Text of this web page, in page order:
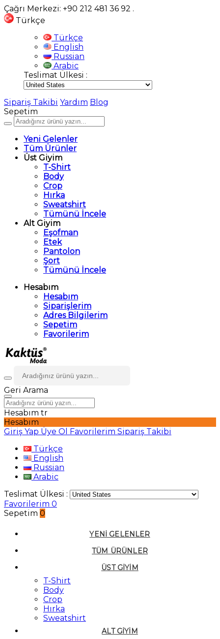
Çağrı Merkezi: +90 212 481 36 92 .
Türkçe
Türkçe
English
Russian
Arabic
Teslimat Ülkesi :
Sipariş Takibi Yardım Blog
Sepetim
Yeni Gelenler
Tüm Ürünler
Üst Giyim
T-Shirt
Body
Crop
Hırka
Sweatshirt
Tümünü İncele
Alt Giyim
Eşofman
Etek
Pantolon
Şort
Tümünü İncele
Hesabım
Hesabım
Siparişlerim
Adres Bilgilerim
Sepetim
Favorilerim
Geri Arama
Hesabım tr
Hesabım
Giriş Yap Üye Ol Favorilerim Sipariş Takibi
Türkçe
English
Russian
Arabic
Teslimat Ülkesi :
Favorilerim 0
Sepetim 0
YENI GELENLER
TÜM ÜRÜNLER
ÜST GIYIM
T-Shirt
Body
Crop
Hırka
Sweatshirt
ALT GIYIM